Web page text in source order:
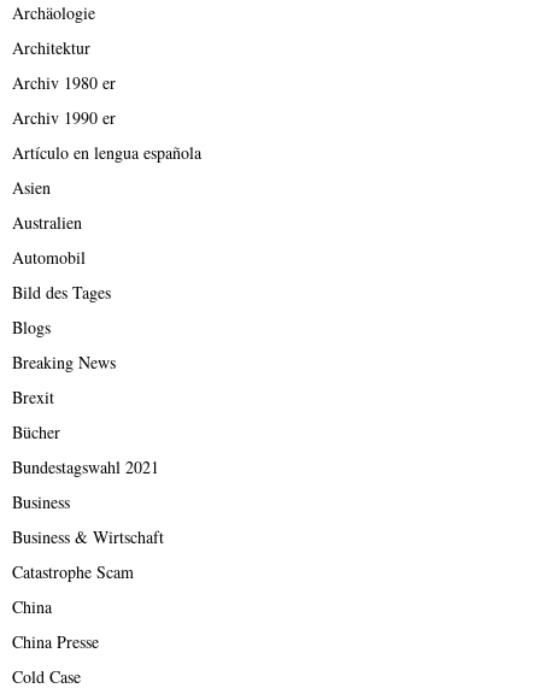
Archäologie
Architektur
Archiv 1980 er
Archiv 1990 er
Artículo en lengua española
Asien
Australien
Automobil
Bild des Tages
Blogs
Breaking News
Brexit
Bücher
Bundestagswahl 2021
Business
Business & Wirtschaft
Catastrophe Scam
China
China Presse
Cold Case